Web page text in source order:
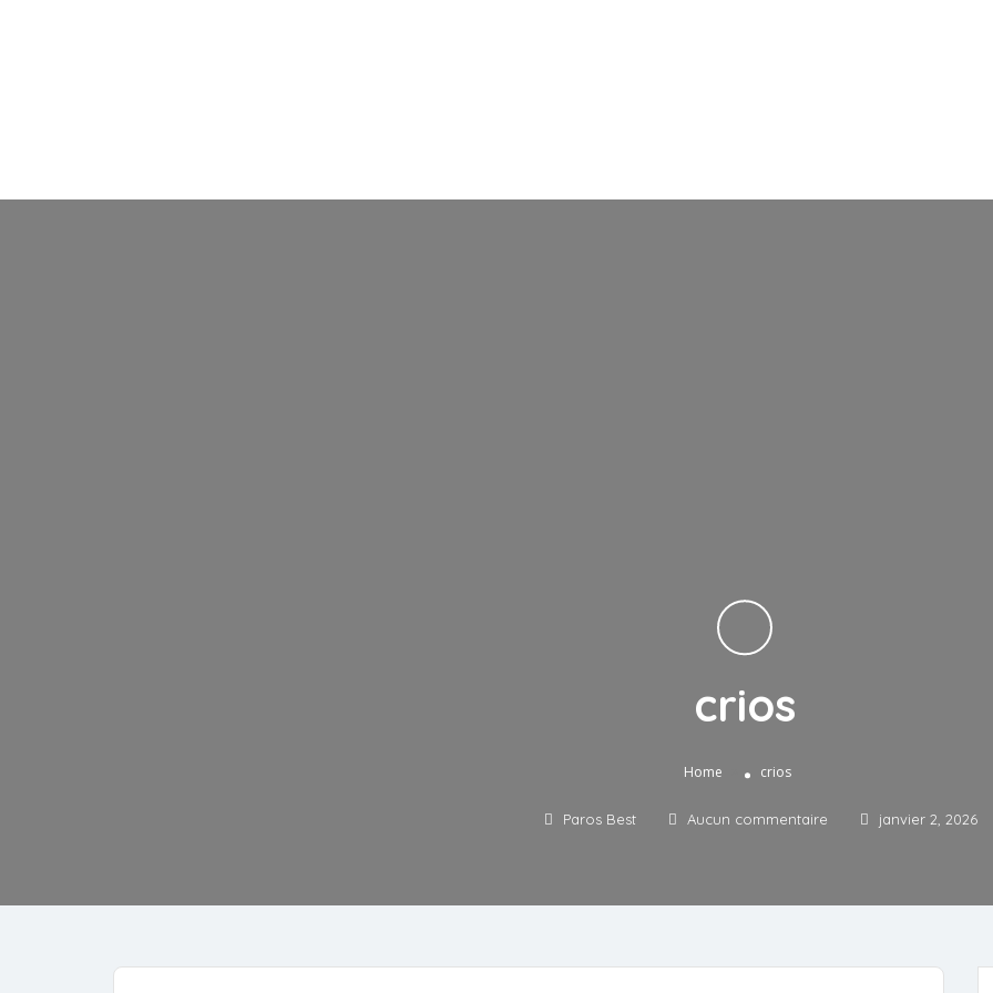
crios
Home crios
Paros Best Aucun commentaire janvier 2, 2026